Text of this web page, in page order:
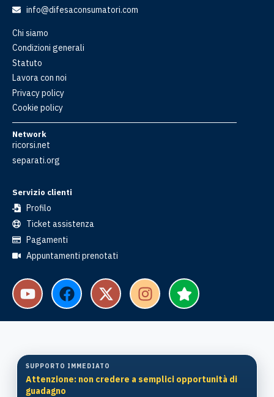
info@difesaconsumatori.com
Chi siamo
Condizioni generali
Statuto
Lavora con noi
Privacy policy
Cookie policy
Network
ricorsi.net
separati.org
Servizio clienti
Profilo
Ticket assistenza
Pagamenti
Appuntamenti prenotati
SUPPORTO IMMEDIATO
Attenzione: non credere a semplici opportunità di
guadagno